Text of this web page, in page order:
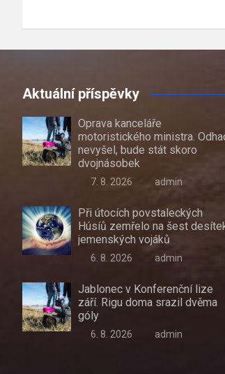
Aktuální příspěvky
Oprava kanceláře
motoristického ministra.
nevyšel, bude stát skoro
dvojnásobek
7. 8. 2026 admin
Při útocích povstaleckých
Húsíů zemřelo na šest
jemenských vojáků
6. 8. 2026 admin
Jablonec v Konferenční lize
září. Rigu doma srazil dvěma
góly
6. 8. 2026 admin